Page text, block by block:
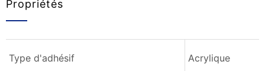
Propriétés
Type d'adhésif Acrylique